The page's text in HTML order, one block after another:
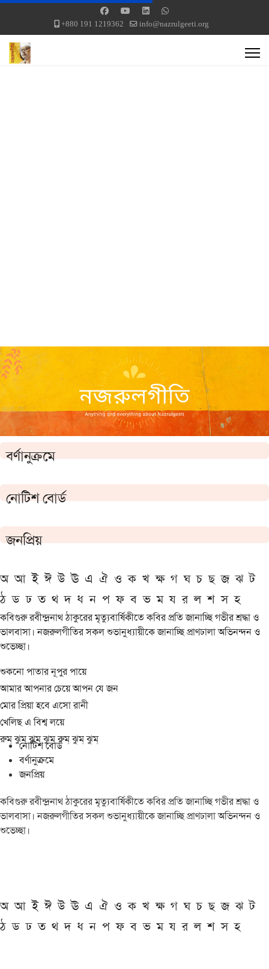
+880 191 1219362 info@nazrulgeeti.org
বর্ণানুক্রমে
নোটিশ বোর্ড
জনপ্রিয়
অ আ ই ঈ উ ঊ এ ঐ ও ক খ ক্ষ গ ঘ চ ছ জ ঝ ট
ঠ ড ঢ ত থ দ ধ ন প ফ ব ভ ম য র ল শ স হ
কবিগুরু রবীন্দ্রনাথ ঠাকুরের মৃত্যুবার্ষিকীতে কবির প্রতি জানাচ্ছি গভীর শ্রদ্ধা ও
ভালবাসা। নজরুলগীতির সকল শুভানুধ্যায়ীকে জানাচ্ছি প্রাণঢালা অভিনন্দন ও
শুভেচ্ছা।
শুকনো পাতার নূপুর পায়ে
আমার আপনার চেয়ে আপন যে জন
মোর প্রিয়া হবে এসো রানী
খেলিছ এ বিশ্ব লয়ে
রুম্ ঝুম্ ঝুম্ ঝুম্ রুম্ ঝুম্ ঝুম্
নোটিশ বোর্ড
বর্ণানুক্রমে
জনপ্রিয়
কবিগুরু রবীন্দ্রনাথ ঠাকুরের মৃত্যুবার্ষিকীতে কবির প্রতি জানাচ্ছি গভীর শ্রদ্ধা ও
ভালবাসা। নজরুলগীতির সকল শুভানুধ্যায়ীকে জানাচ্ছি প্রাণঢালা অভিনন্দন ও
শুভেচ্ছা।
অ আ ই ঈ উ ঊ এ ঐ ও ক খ ক্ষ গ ঘ চ ছ জ ঝ ট
ঠ ড ঢ ত থ দ ধ ন প ফ ব ভ ম য র ল শ স হ